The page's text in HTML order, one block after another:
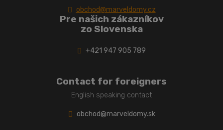
obchod@marveldomy.cz
Pre našich zákazníkov
zo Slovenska
+421 947 905 789
Contact for foreigners
English speaking contact
obchod@marveldomy.sk